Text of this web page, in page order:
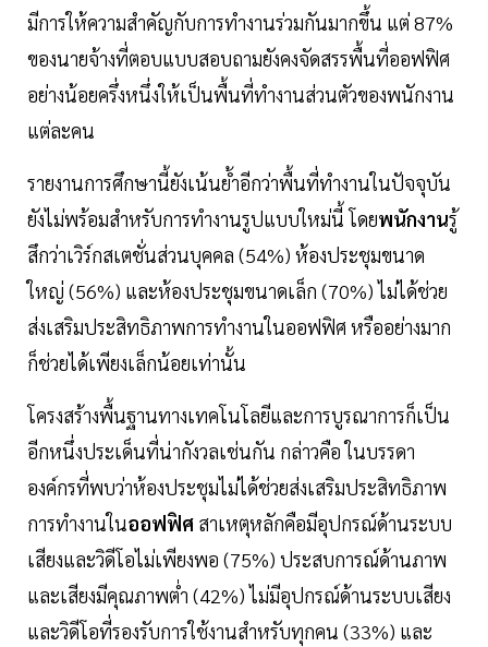
มีการให้ความสำคัญกับการทำงานร่วมกันมากขึ้น แต่ 87%
ของนายจ้างที่ตอบแบบสอบถามยังคงจัดสรรพื้นที่ออฟฟิศ
อย่างน้อยครึ่งหนึ่งให้เป็นพื้นที่ทำงานส่วนตัวของพนักงาน
แต่ละคน
รายงานการศึกษานี้ยังเน้นย้ำอีกว่าพื้นที่ทำงานในปัจจุบัน
ยังไม่พร้อมสำหรับการทำงานรูปแบบใหม่นี้ โดยพนักงานรู้
สึกว่าเวิร์กสเตชั่นส่วนบุคคล (54%) ห้องประชุมขนาด
ใหญ่ (56%) และห้องประชุมขนาดเล็ก (70%) ไม่ได้ช่วย
ส่งเสริมประสิทธิภาพการทำงานในออฟฟิศ หรืออย่างมาก
ก็ช่วยได้เพียงเล็กน้อยเท่านั้น
โครงสร้างพื้นฐานทางเทคโนโลยีและการบูรณาการก็เป็น
อีกหนึ่งประเด็นที่น่ากังวลเช่นกัน กล่าวคือ ในบรรดา
องค์กรที่พบว่าห้องประชุมไม่ได้ช่วยส่งเสริมประสิทธิภาพ
การทำงานในออฟฟิศ สาเหตุหลักคือมีอุปกรณ์ด้านระบบ
เสียงและวิดีโอไม่เพียงพอ (75%) ประสบการณ์ด้านภาพ
และเสียงมีคุณภาพต่ำ (42%) ไม่มีอุปกรณ์ด้านระบบเสียง
และวิดีโอที่รองรับการใช้งานสำหรับทุกคน (33%) และ